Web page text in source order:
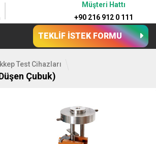
Müşteri Hattı
+90 216 912 0 111
TEKLİF İSTEK FORMU
Test Cihazları
Çubuk)